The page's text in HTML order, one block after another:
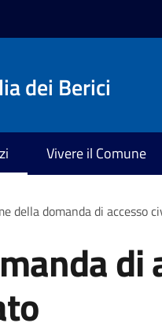
dei Berici
Vivere il Comune
della domanda di accesso
di